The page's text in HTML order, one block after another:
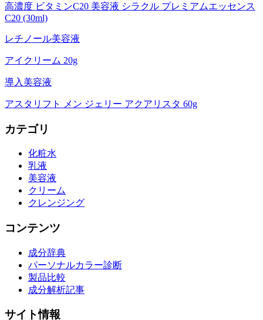
高濃度 ビタミンC20 美容液 シラクル プレミアムエッセンス
C20 (30ml)
レチノール美容液
アイクリーム 20g
導入美容液
アスタリフト メン ジェリー アクアリスタ 60g
カテゴリ
化粧水
乳液
美容液
クリーム
クレンジング
コンテンツ
成分辞典
パーソナルカラー診断
製品比較
成分解析記事
サイト情報